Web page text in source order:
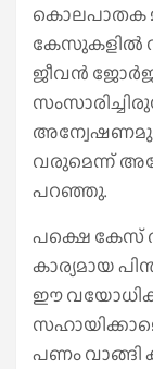
കൊലപാതക
കേസുകളിൽ
ജീവൻ
വരുമെന്ന്
പറഞ്ഞു.
പക്ഷെ കേസ്
കാര്യമായ
ഈ
പണം വാങ്ങി